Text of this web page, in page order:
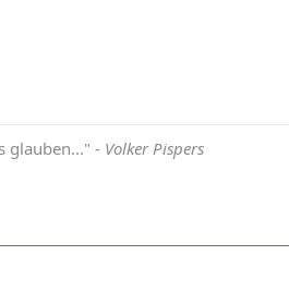
glauben..." - Volker Pispers